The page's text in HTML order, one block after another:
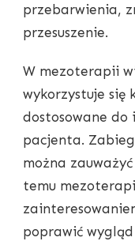
przebarwienia,
przesuszenie.
W mezoterapii
wykorzystuje się
dostosowane
pacjenta.
można
temu
poprawić wygląd